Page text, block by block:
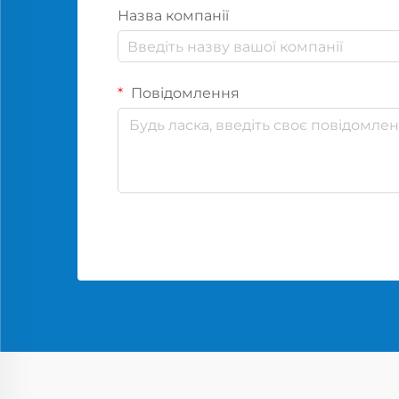
Назва компанії
Повідомлення